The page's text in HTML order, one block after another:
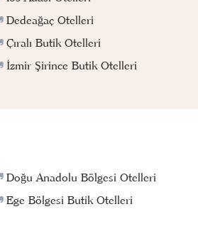
Dedeağaç Otelleri
Çıralı Butik Otelleri
İzmir Şirince Butik Otelleri
Doğu Anadolu Bölgesi Otelleri
Ege Bölgesi Butik Otelleri